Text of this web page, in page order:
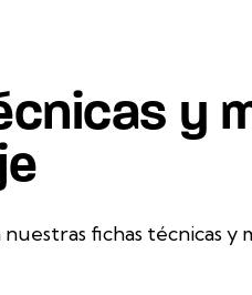
y
fichas técnicas y